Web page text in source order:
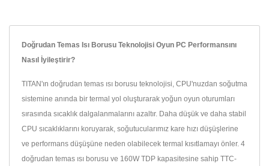
Doğrudan Temas Isı Borusu Teknolojisi Oyun PC Performansını
Nasıl İyileştirir?
TITAN'ın doğrudan temas ısı borusu teknolojisi, CPU'nuzdan soğutma
sistemine anında bir termal yol oluşturarak yoğun oyun oturumları
sırasında sıcaklık dalgalanmalarını azaltır. Daha düşük ve daha stabil
CPU sıcaklıklarını koruyarak, soğutucularımız kare hızı düşüşlerine
ve performans düşüşüne neden olabilecek termal kısıtlamayı önler. 4
doğrudan temas ısı borusu ve 160W TDP kapasitesine sahip TTC-